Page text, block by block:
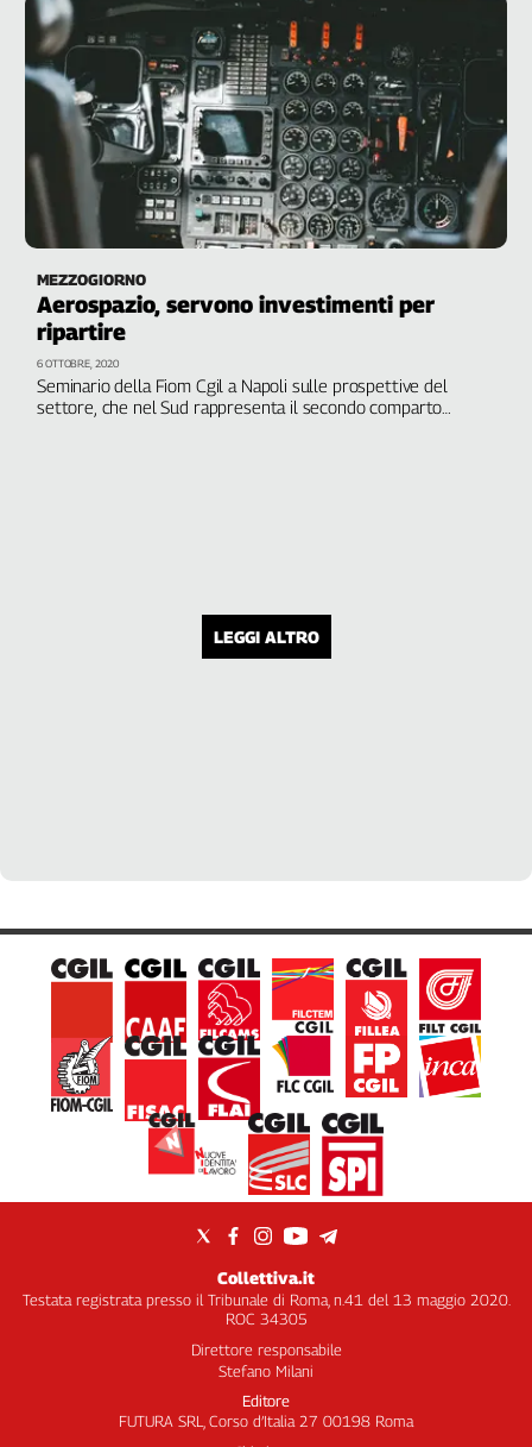
MEZZOGIORNO
Aerospazio, servono investimenti per
ripartire
Seminario della Fiom Cgil a Napoli sulle prospettive del
settore, che nel Sud rappresenta il secondo comparto
6 OTTOBRE, 2020
LEGGI ALTRO
Collettiva.it
Testata registrata presso il Tribunale di Roma, n.41 del 13 maggio 2020.
ROC 34305
Direttore responsabile
Stefano Milani
Editore
FUTURA SRL, Corso d’Italia 27 00198 Roma